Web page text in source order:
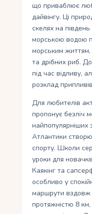
що приваблює
дайвінгу. Ці
скелях на
морською водою
морським
та дрібних риб.
під час відливу,
розклад
Для любителів
пропонує безліч
найпопулярніших
Атлантики
спорту. Школи
уроки для
Каякінг та
особливо у
маршрути вздовж
протяжністю 8